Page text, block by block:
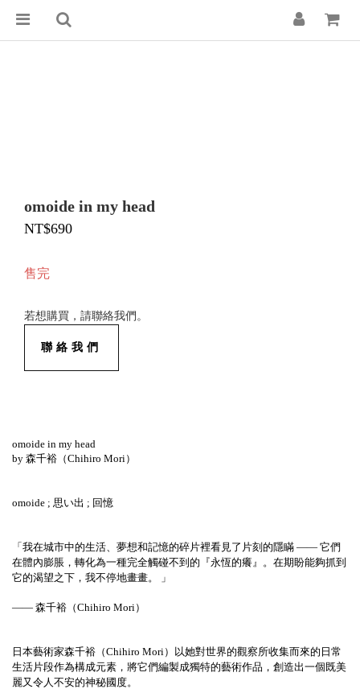
omoide in my head
NT$690
售完
若想購買，請聯絡我們。
聯絡我們
omoide in my head
by 森千裕（Chihiro Mori）
omoide ; 思い出 ; 回憶
「我在城市中的生活、夢想和記憶的碎片裡看見了片刻的隱瞞 —— 它們
在體內膨脹，轉化為一種完全觸碰不到的『永恆的癢』。在期盼能夠抓到
它的渴望之下，我不停地畫畫。
」
—— 森千裕（Chihiro Mori）
日本藝術家森千裕（Chihiro Mori）以她對世界的觀察所收集而來的日常
生活片段作為構成元素，將它們編製成獨特的藝術作品，創造出一個既美
麗又令人不安的神秘國度。